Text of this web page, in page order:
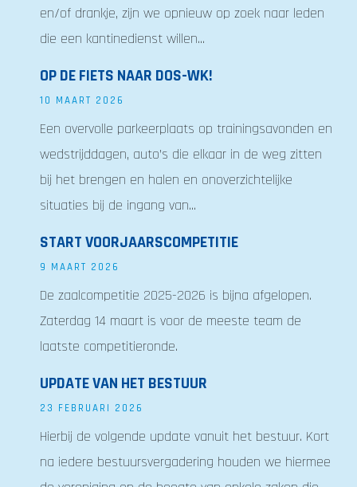
en/of drankje, zijn we opnieuw op zoek naar leden
die een kantinedienst willen...
OP DE FIETS NAAR DOS-WK!
10 MAART 2026
Een overvolle parkeerplaats op trainingsavonden en
wedstrijddagen, auto’s die elkaar in de weg zitten
bij het brengen en halen en onoverzichtelijke
situaties bij de ingang van...
START VOORJAARSCOMPETITIE
9 MAART 2026
De zaalcompetitie 2025-2026 is bijna afgelopen.
Zaterdag 14 maart is voor de meeste team de
laatste competitieronde.
UPDATE VAN HET BESTUUR
23 FEBRUARI 2026
Hierbij de volgende update vanuit het bestuur. Kort
na iedere bestuursvergadering houden we hiermee